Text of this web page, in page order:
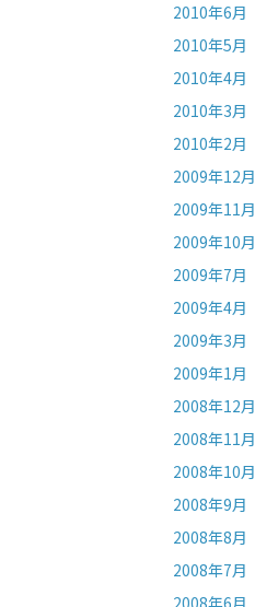
2010年6月
2010年5月
2010年4月
2010年3月
2010年2月
2009年12月
2009年11月
2009年10月
2009年7月
2009年4月
2009年3月
2009年1月
2008年12月
2008年11月
2008年10月
2008年9月
2008年8月
2008年7月
2008年6月